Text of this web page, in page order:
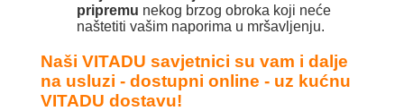
pripremu nekog brzog obroka koji neće
naštetiti vašim naporima u mršavljenju.
NašiVITADU savjetnici su vam i dalje
na usluzi -dostupni online - uz kućnu
VITADU dostavu!